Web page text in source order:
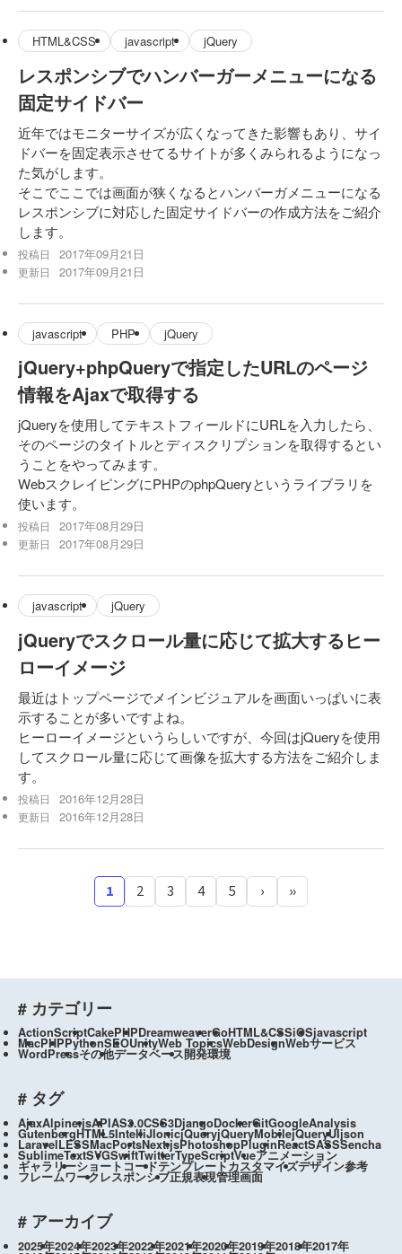
HTML&CSS javascript jQuery
レスポンシブでハンバーガーメニューになる
固定サイドバー
近年ではモニターサイズが広くなってきた影響もあり、サイ
ドバーを固定表示させてるサイトが多くみられるようになっ
た気がします。
そこでここでは画面が狭くなるとハンバーガメニューになる
レスポンシブに対応した固定サイドバーの作成方法をご紹介
します。
投稿日 2017年09月21日
更新日 2017年09月21日
javascript PHP jQuery
jQuery+phpQueryで指定したURLのページ
情報をAjaxで取得する
jQueryを使用してテキストフィールドにURLを入力したら、
そのページのタイトルとディスクリプションを取得するとい
うことをやってみます。
WebスクレイピングにPHPのphpQueryというライブラリを
使います。
投稿日 2017年08月29日
更新日 2017年08月29日
javascript jQuery
jQueryでスクロール量に応じて拡大するヒー
ローイメージ
最近はトップページでメインビジュアルを画面いっぱいに表
示することが多いですよね。
ヒーローイメージというらしいですが、今回はjQueryを使用
してスクロール量に応じて画像を拡大する方法をご紹介しま
す。
投稿日 2016年12月28日
更新日 2016年12月28日
1 2 3 4 5 › »
# カテゴリー
ActionScriptCakePHPDreamweaverGoHTML&CSSiOSjavascript
MacPHPPythonSEOUnityWeb TopicsWebDesignWebサービス
WordPressその他データベース開発環境
# タグ
AjaxAlpine.jsAPIAS3.0CSS3DjangoDockerGitGoogleAnalysis
GutenbergHTML5IntelliJIonicjQueryjQueryMobilejQueryUIjson
LaravelLESSMacPortsNext.jsPhotoshopPluginReactSASSSencha
SublimeTextSVGSwiftTwitterTypeScriptVueアニメーション
ギャラリーショートコードテンプレートカスタマイズデザイン参考
フレームワークレスポンシブ正規表現管理画面
# アーカイブ
2025年2024年2023年2022年2021年2020年2019年2018年2017年